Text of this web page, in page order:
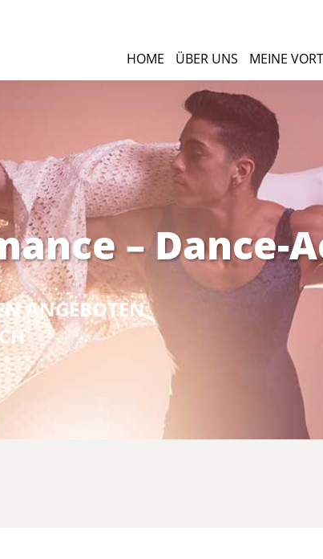
HOME ÜBER UNS MEINE
– Dance-
ANGEBOTEN